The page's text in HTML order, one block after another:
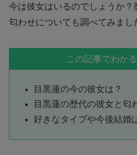
今は彼女はいるのでしょうか？
匂わせについても調べてみまし
この記事でわか
目黒蓮の今の彼女は？
目黒蓮の歴代の彼女と匂
好きなタイプや今後結婚